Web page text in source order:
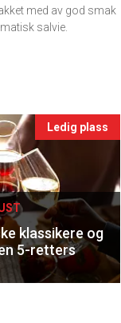
med av god smak
salvie.
Ledig plass
klassikere og
5-retters